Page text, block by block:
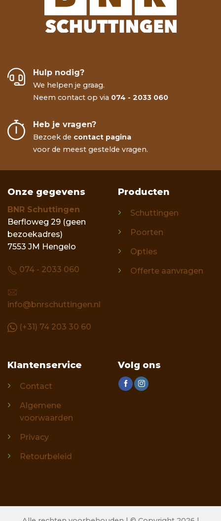
Hulp nodig?
We helpen je graag.
Neem contact op via 074 - 2033 060
Heb je vragen?
Bezoek de contact pagina
voor de meest gestelde vragen.
Onze gegevens
BNR Schuttingen
Berfloweg 29 (geen
bezoekadres)
7553 JM Hengelo
074 - 2033 060
info@bnrschuttingen.nl
(+31) 74 203 30 60
Producten
Schuttingen
Poorten
Opties
Offerte aanvragen
Klantenservice
Contact
Algemene
voorwaarden
Privacy
Retourbeleid
Volg ons